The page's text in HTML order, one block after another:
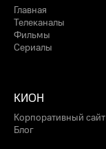
Главная
Телеканалы
Фильмы
Сериалы
КИОН
Корпоративный сайт
Блог